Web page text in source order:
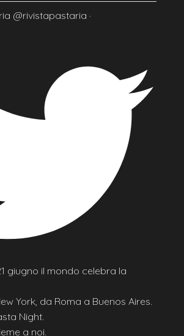
@rivistapastaria ·
giugno il mondo celebra la
York, da Roma a Buenos Aires.
Night.
a noi.